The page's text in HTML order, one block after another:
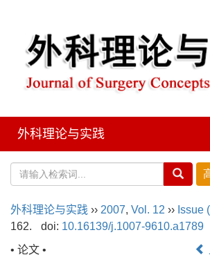
外科理论与实践
外科理论与实践 ›› 2007, Vol. 12 ›› Issue
162.
doi: 10.16139/j.1007-9610.a1789
• 论文 •